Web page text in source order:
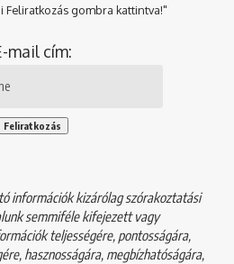
Feliratkozás gombra kattintva!"
mail cím:
információk kizárólag szórakoztatási
semmiféle kifejezett vagy
teljességére, pontosságára,
hasznosságára, megbízhatóságára,